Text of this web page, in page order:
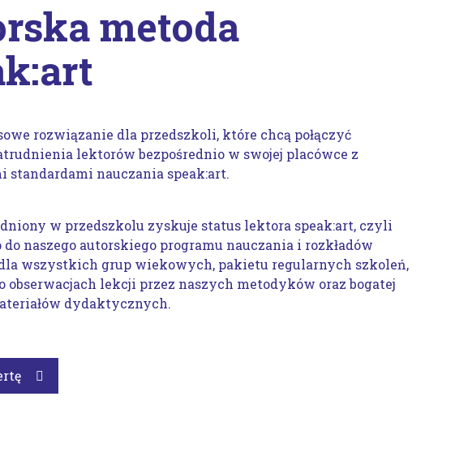
metoda
rozwiązanie dla przedszkoli, które chcą połączyć
lektorów bezpośrednio w swojej placówce z
standardami nauczania speak:art.
w przedszkolu zyskuje status lektora speak:art, czyli
do naszego autorskiego programu nauczania i rozkładów
wszystkich grup wiekowych, pakietu regularnych szkoleń,
obserwacjach lekcji przez naszych metodyków oraz bogatej
dydaktycznych.